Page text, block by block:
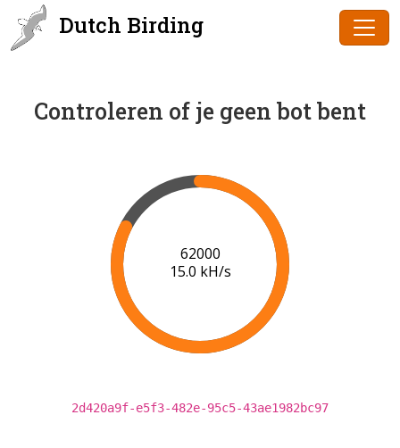
Dutch Birding
Controleren of je geen bot bent
63000
15.0 kH/s
2d420a9f-e5f3-482e-95c5-43ae1982bc97